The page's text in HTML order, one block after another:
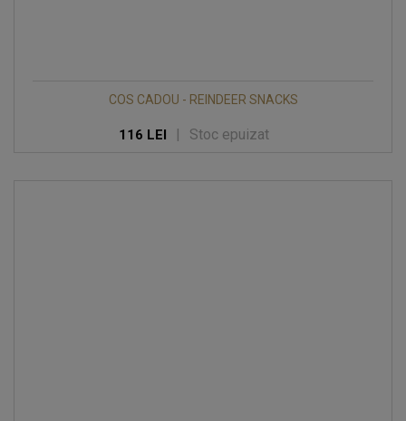
COS CADOU - REINDEER SNACKS
116 LEI Stoc epuizat